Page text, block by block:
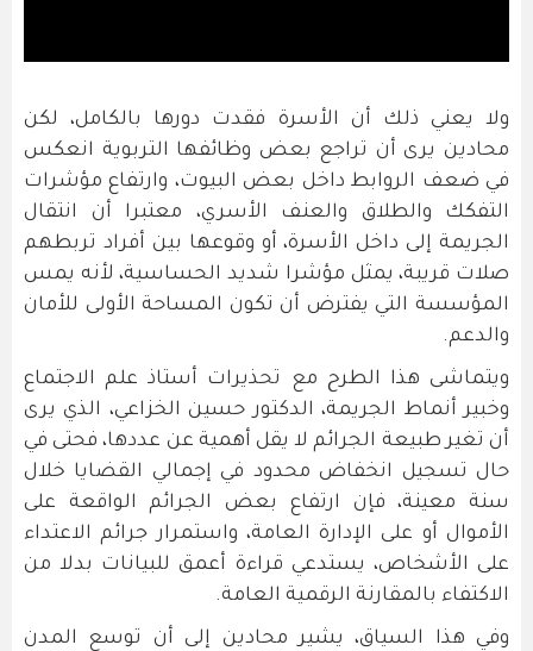
ولا يعني ذلك أن الأسرة فقدت دورها بالكامل، لكن
محادين يرى أن تراجع بعض وظائفها التربوية انعكس
في ضعف الروابط داخل بعض البيوت، وارتفاع مؤشرات
التفكك والطلاق والعنف الأسري، معتبرا أن انتقال
الجريمة إلى داخل الأسرة، أو وقوعها بين أفراد تربطهم
صلات قريبة، يمثل مؤشرا شديد الحساسية، لأنه يمس
المؤسسة التي يفترض أن تكون المساحة الأولى للأمان
والدعم.
ويتماشى هذا الطرح مع تحذيرات أستاذ علم الاجتماع
وخبير أنماط الجريمة، الدكتور حسين الخزاعي، الذي يرى
أن تغير طبيعة الجرائم لا يقل أهمية عن عددها، فحتى في
حال تسجيل انخفاض محدود في إجمالي القضايا خلال
سنة معينة، فإن ارتفاع بعض الجرائم الواقعة على
الأموال أو على الإدارة العامة، واستمرار جرائم الاعتداء
على الأشخاص، يستدعي قراءة أعمق للبيانات بدلا من
الاكتفاء بالمقارنة الرقمية العامة.
وفي هذا السياق، يشير محادين إلى أن توسع المدن